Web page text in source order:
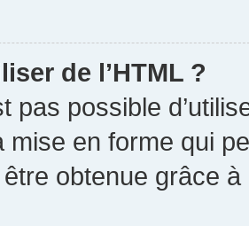
de l’HTML ?
pas possible
mise en forme qui
obtenue grâce à